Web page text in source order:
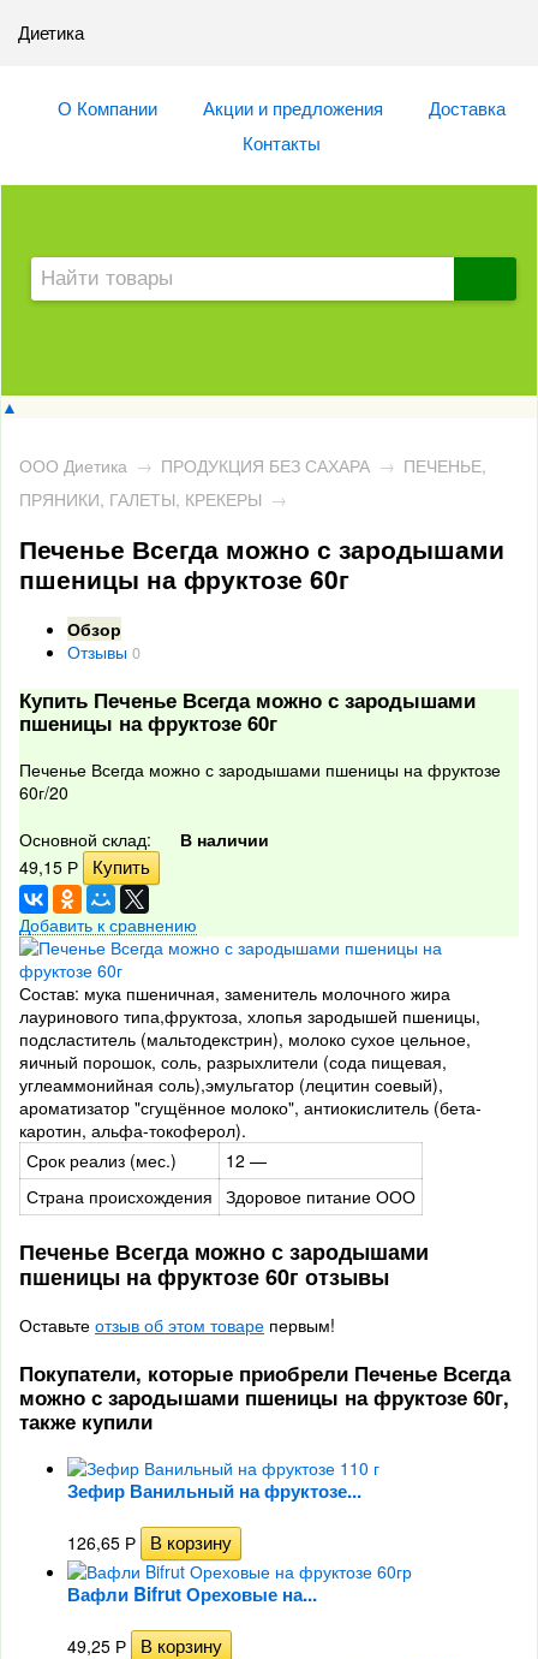
Диетика
О Компании Акции и предложения
Доставка
Контакты
▲
ООО Диетика → ПРОДУКЦИЯ БЕЗ САХАРА → ПЕЧЕНЬЕ,
ПРЯНИКИ, ГАЛЕТЫ, КРЕКЕРЫ →
Печенье Всегда можно с зародышами
пшеницы на фруктозе 60г
Обзор
Отзывы 0
Купить Печенье Всегда можно с зародышами
пшеницы на фруктозе 60г
Печенье Всегда можно с зародышами пшеницы на фруктозе
60г/20
Основной склад:
В наличии
49,15 Р
Добавить к сравнению
Состав: мука пшеничная, заменитель молочного жира
лауринового типа,фруктоза, хлопья зародышей пшеницы,
подсластитель (мальтодекстрин), молоко сухое цельное,
яичный порошок, соль, разрыхлители (сода пищевая,
углеаммонийная соль),эмульгатор (лецитин соевый),
ароматизатор "сгущённое молоко", антиокислитель (бета-
каротин, альфа-токоферол).
Срок реализ (мес.)
12 —
Страна происхождения Здоровое питание ООО
Печенье Всегда можно с зародышами
пшеницы на фруктозе 60г отзывы
Оставьте отзыв об этом товаре первым!
Покупатели, которые приобрели Печенье Всегда
можно с зародышами пшеницы на фруктозе 60г,
также купили
Зефир Ванильный на фруктозе...
126,65 Р
Вафли Bifrut Ореховые на...
49,25 Р